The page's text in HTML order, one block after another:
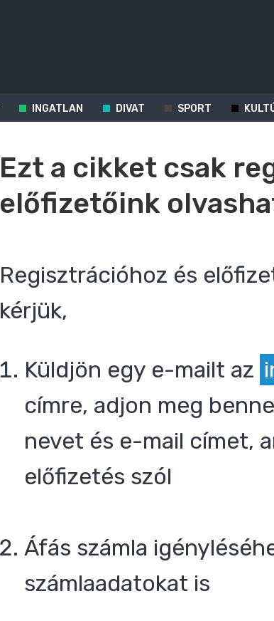
INGATLAN DIVAT SPORT
Ezt a cikket csak
előfizetőink
Regisztrációhoz és
kérjük,
Küldjön egy e-mailt az
címre, adjon meg
nevet és e-mail címet,
előfizetés szól
Áfás számla
számlaadatokat is